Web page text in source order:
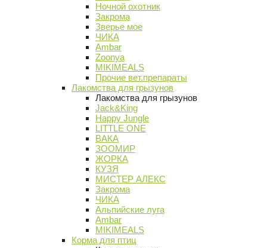
Ночной охотник
Закрома
Зверье мое
ЧИКА
Ambar
Zoonya
MIKIMEALS
Прочие вет.препараты
Лакомства для грызунов
Лакомства для грызунов
Jack&King
Happy Jungle
LITTLE ONE
ВАКА
ЗООМИР
ЖОРКА
КУЗЯ
МИСТЕР АЛЕКС
Закрома
ЧИКА
Альпийские луга
Ambar
MIKIMEALS
Корма для птиц